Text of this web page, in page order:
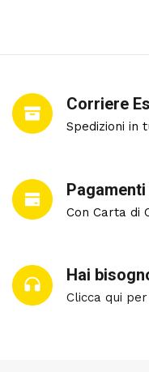
Corriere
Spedizioni in
Con Carta di
Hai
Clicca qui